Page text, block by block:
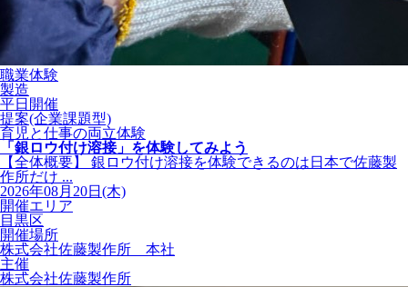
職業体験
製造
平日開催
提案(企業課題型)
育児と仕事の両立体験
「銀ロウ付け溶接」を体験してみよう
【全体概要】 銀ロウ付け溶接を体験できるのは日本で佐藤製
作所だけ ...
2026年08月20日(木)
開催エリア
目黒区
開催場所
株式会社佐藤製作所 本社
主催
株式会社佐藤製作所